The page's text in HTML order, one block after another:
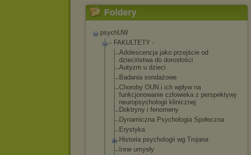
Foldery
psychUW
- FAKULTETY -
Adolescencja jako przejście od
dzieciństwa do dorosłości
Autyzm u dzieci
Badania sondażowe
Choroby OUN i ich wpływ na
funkcjonowanie człowieka z perspektywy
neuropsychologii klinicznej
Doktryny i fenomeny
Dynamiczna Psychologia Społeczna
Erystyka
Historia psychologii wg Trojana
Inne umysły